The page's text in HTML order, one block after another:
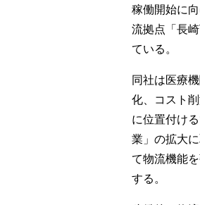
稼働開始に
流拠点「長
ている。
同社は医療
化、コスト
に位置付け
業」の拡大
て物流機能
する。